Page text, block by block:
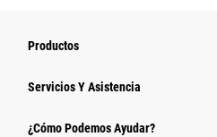
Productos
Servicios Y Asistencia
¿Cómo Podemos Ayudar?